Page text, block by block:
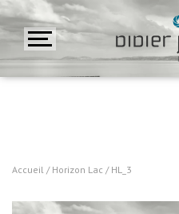
Accueil / Horizon Lac / HL_3